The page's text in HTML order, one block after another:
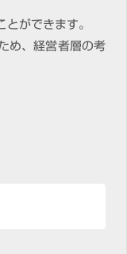
ができます。
め、経営者層の考